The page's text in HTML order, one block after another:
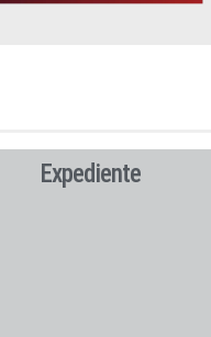
Expediente